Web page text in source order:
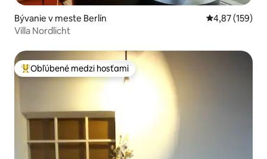
Bývanie v meste Berlín Priemerné
4,87 (159)
Villa Nordlicht
Najobľúbenejšie medzi hosťami
Obľúbené medzi hosťami